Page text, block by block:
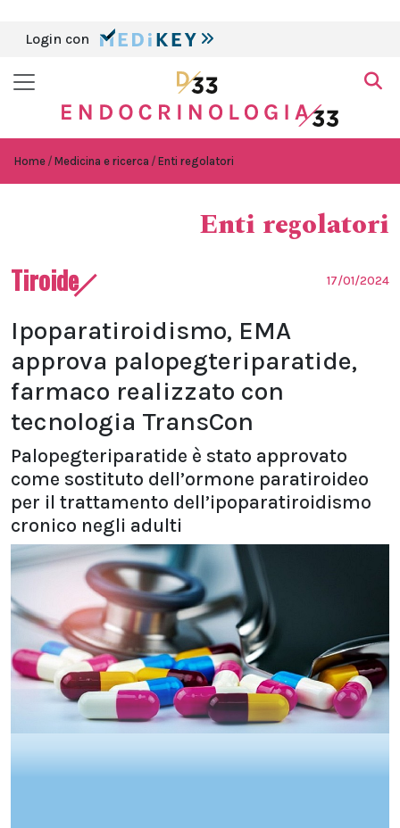
Login con
Home Medicina e ricerca Enti regolatori
Enti regolatori
Tiroide 17/01/2024
Ipoparatiroidismo, EMA
approva palopegteriparatide,
farmaco realizzato con
tecnologia TransCon
Palopegteriparatide è stato approvato
come sostituto dell’ormone paratiroideo
per il trattamento dell’ipoparatiroidismo
cronico negli adulti